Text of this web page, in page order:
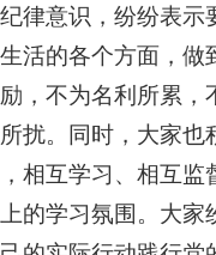
律意识，纷纷表示
活的各个方面，做
，不为名利所累，
扰。同时，大家也
相互学习、相互监
的学习氛围。大家